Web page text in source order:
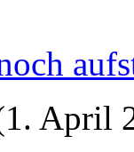
April